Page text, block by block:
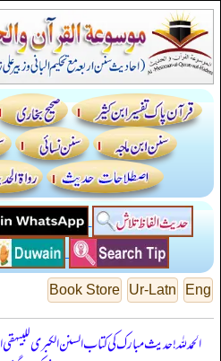
Eng
Ur-Latn
Book Store
الحمدللہ! حدیث مبارک کی کتاب السنن الكبرى